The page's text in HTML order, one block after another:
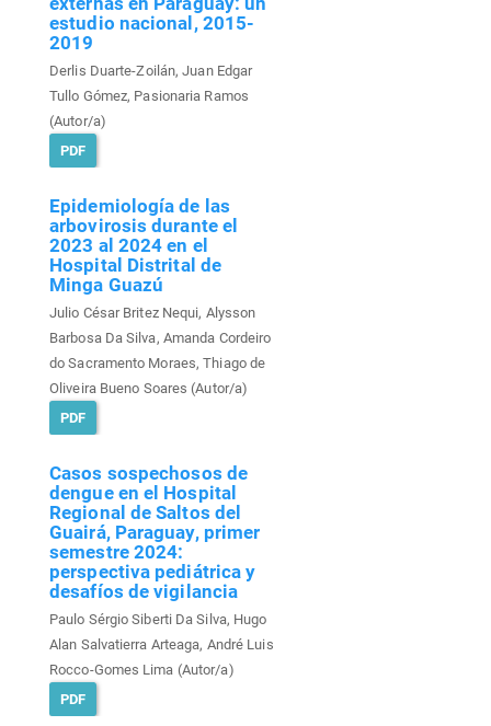
estudio nacional, 2015-
2019
Derlis Duarte-Zoilán, Juan Edgar
Tullo Gómez, Pasionaria Ramos
(Autor/a)
PDF
Epidemiología de las
arbovirosis durante el
2023 al 2024 en el
Hospital Distrital de
Minga Guazú
Julio César Britez Nequi, Alysson
Barbosa Da Silva, Amanda Cordeiro
do Sacramento Moraes, Thiago de
Oliveira Bueno Soares (Autor/a)
PDF
Casos sospechosos de
dengue en el Hospital
Regional de Saltos del
Guairá, Paraguay, primer
semestre 2024:
perspectiva pediátrica y
desafíos de vigilancia
Paulo Sérgio Siberti Da Silva, Hugo
Alan Salvatierra Arteaga, André Luis
Rocco-Gomes Lima (Autor/a)
PDF